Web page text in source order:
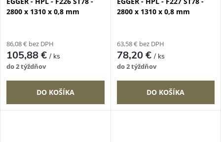
2800 x 1310 x 0,8 mm
86,08 € bez DPH
105,88 €/ ks
do 2 týždňov
DO KOŠÍKA
2800 x 1310 x 0,8 mm
63,58 € bez DPH
78,20 €/ ks
do 2 týždňov
DO KOŠÍKA